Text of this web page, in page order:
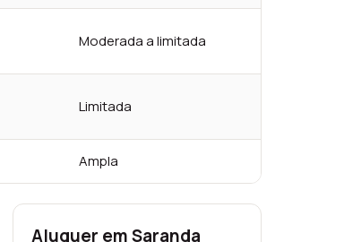
Moderada a limitada
Limitada
Ampla
Aluguer em Saranda